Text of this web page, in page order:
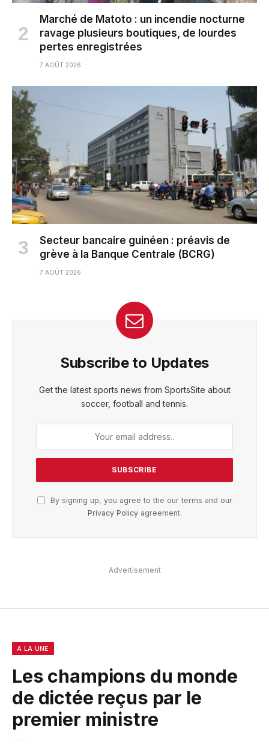
Marché de Matoto : un incendie nocturne
ravage plusieurs boutiques, de lourdes
pertes enregistrées
7 AOÛT 2026
Secteur bancaire guinéen : préavis de
grève à la Banque Centrale (BCRG)
7 AOÛT 2026
Subscribe to Updates
Get the latest sports news from SportsSite about
soccer, football and tennis.
By signing up, you agree to the our terms and our
Privacy Policyagreement.
Advertisement
A LA UNE
Les champions du monde
de dictée reçus par le
premier ministre